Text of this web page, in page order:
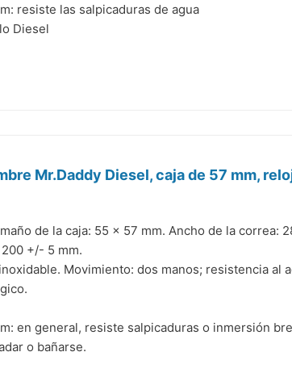
resiste las salpicaduras de agua
Diesel
Mr.Daddy Diesel, caja de 57 mm,
de la caja: 55 x 57 mm. Ancho de la correa:
+/- 5 mm.
Movimiento: dos manos; resistencia al
en general, resiste salpicaduras o inmersión
o bañarse.